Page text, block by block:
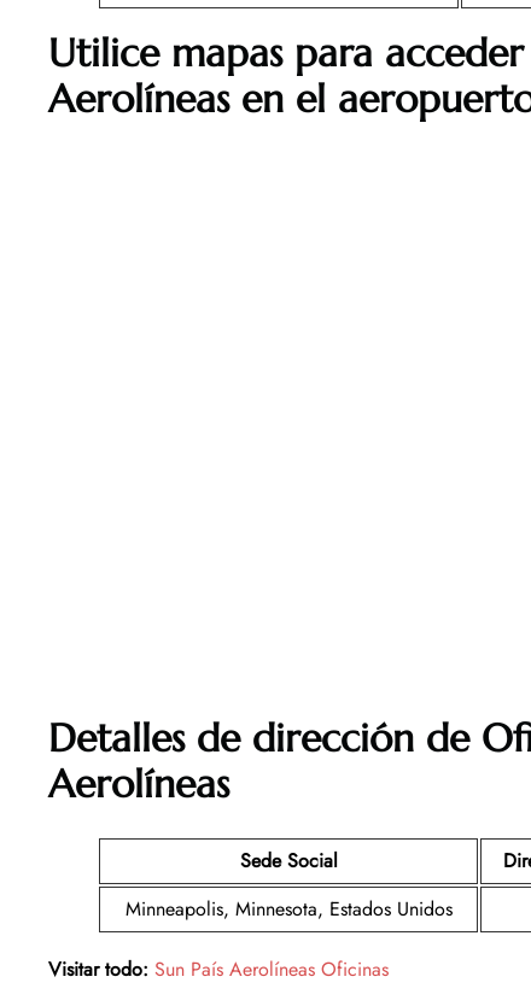
Utilice mapas para
Aerolíneas en el
Detalles de dirección de
Aerolíneas
Sede Social
Minneapolis, Minnesota, Estados Unidos
Visitar todo: Sun País Aerolíneas Oficinas